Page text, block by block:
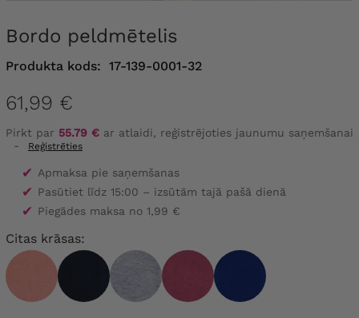
Bordo peldmētelis
Produkta kods: 17-139-0001-32
61,99 €
Pirkt par 55.79 € ar atlaidi, reģistrējoties jaunumu saņemšanai
-
Reģistrēties
✔ Apmaksa pie saņemšanas
✔ Pasūtiet līdz 15:00 – izsūtām tajā pašā dienā
✔ Piegādes maksa no 1,99 €
Citas krāsas: